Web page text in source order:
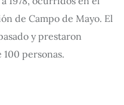
de Campo de Mayo. El
y prestaron
personas.